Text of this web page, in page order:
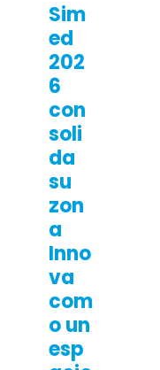
Sim
ed
202
6
con
soli
da
su
zon
a
Inno
va
com
o un
esp